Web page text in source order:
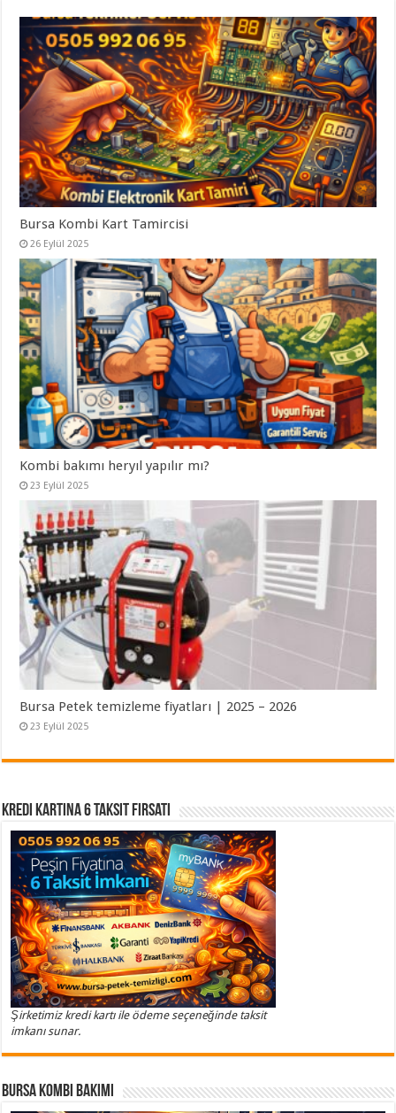
Bursa Kombi Kart Tamircisi
26 Eylül 2025
Kombi bakımı heryıl yapılır mı?
23 Eylül 2025
Bursa Petek temizleme fiyatları | 2025 – 2026
23 Eylül 2025
Kredi Kartına 6 Taksit Fırsatı
Şirketimiz kredi kartı ile ödeme seçeneğinde taksit
imkanı sunar.
Bursa Kombi Bakımı